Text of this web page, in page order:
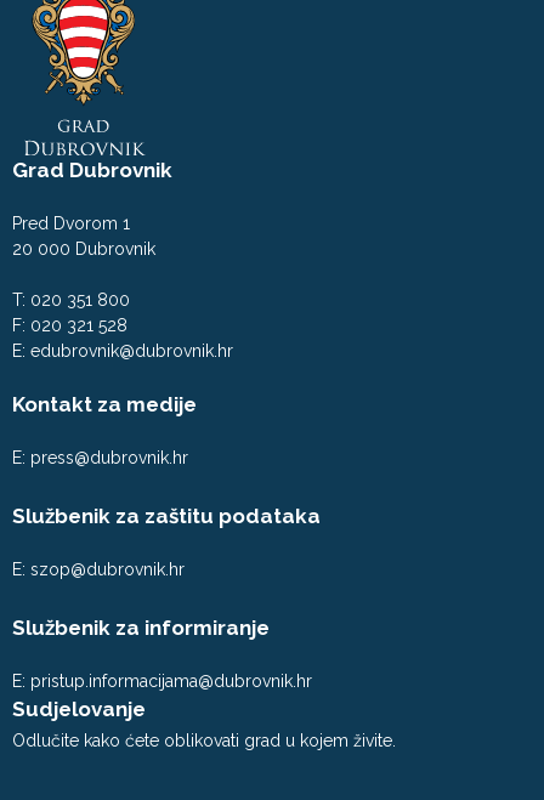
Grad Dubrovnik
Pred Dvorom 1
20 000 Dubrovnik
T: 020 351 800
F: 020 321 528
E: edubrovnik@dubrovnik.hr
Kontakt za medije
E: press@dubrovnik.hr
Službenik za zaštitu podataka
E: szop@dubrovnik.hr
Službenik za informiranje
E: pristup.informacijama@dubrovnik.hr
Sudjelovanje
Odlučite kako ćete oblikovati grad u kojem živite.